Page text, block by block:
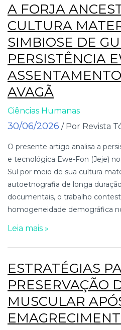
A FORJA
CULTURA
SIMBIOSE DE
PERSISTÊNCIA
AVAGÃ
Ciências Humanas
30/06/2026 / Por Revista
O presente artigo analisa a
e tecnológica Ewe-Fon (Jeje)
Sul por meio de sua cultura
autoetnografia de longa
documentais, o trabalho
homogeneidade demográfica
Leia mais »
ESTRATÉGIAS
PRESERVAÇÃO
MUSCULAR